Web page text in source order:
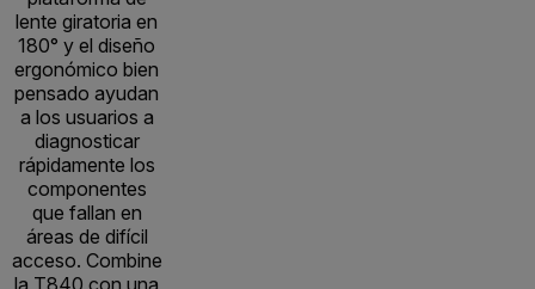
lente giratoria en
180° y el diseño
ergonómico bien
pensado ayudan
a los usuarios a
diagnosticar
rápidamente los
componentes
que fallan en
áreas de difícil
acceso. Combine